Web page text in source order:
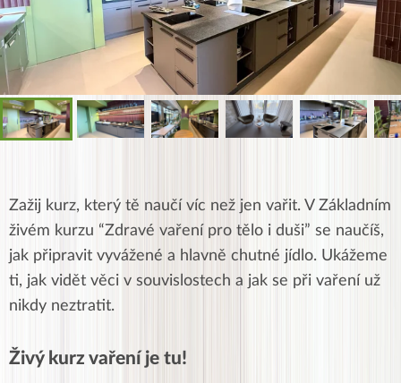
Zažij kurz, který tě naučí víc než jen vařit. V Základním
živém kurzu “Zdravé vaření pro tělo i duši” se naučíš,
jak připravit vyvážené a hlavně chutné jídlo. Ukážeme
ti, jak vidět věci v souvislostech a jak se při vaření už
nikdy neztratit.
Živý kurz vaření je tu!